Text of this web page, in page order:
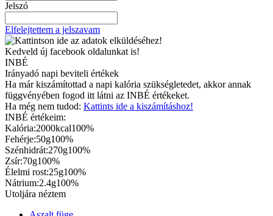
Jelszó
Elfelejtettem a jelszavam
Kedveld új facebook oldalunkat is!
INBÉ
Irányadó napi beviteli értékek
Ha már kiszámítottad a napi kalória szükségletedet, akkor annak
függvényében fogod itt látni az INBÉ értékeket.
Ha még nem tudod: Kattints ide a kiszámításhoz!
INBÉ értékeim:
Kalória:2000kcal100%
Fehérje:50g100%
Szénhidrát:270g100%
Zsír:70g100%
Élelmi rost:25g100%
Nátrium:2.4g100%
Utoljára néztem